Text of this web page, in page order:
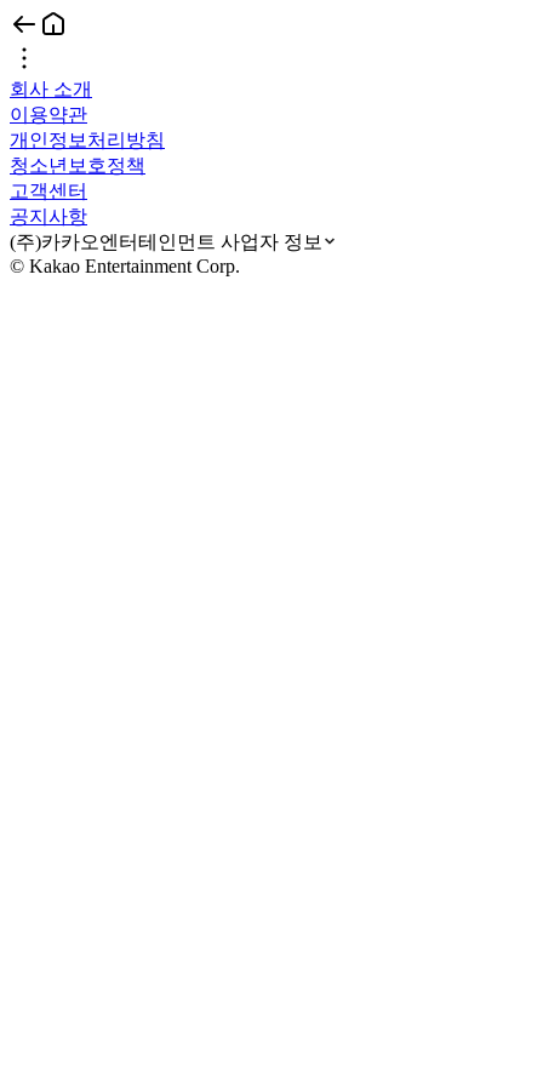
회사 소개
이용약관
개인정보처리방침
청소년보호정책
고객센터
공지사항
(주)카카오엔터테인먼트 사업자 정보
© Kakao Entertainment Corp.